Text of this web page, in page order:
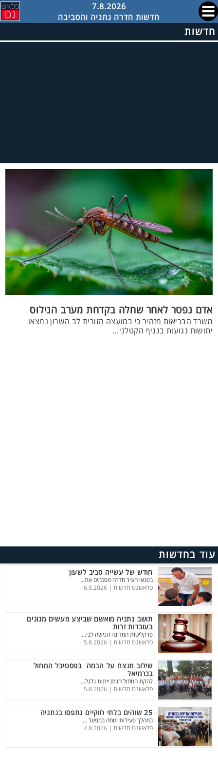
7.8.2026
חדשות חדרה נתניה והסביבה
חדשות
אדם נפטר לאחר שחלה בקדחת מערב הנילוס
משרד הבריאות מזהיר כי במועצה הזורית לב השרון נמצאו
יתושות נגועות בנגיף הקטלני...
עוד בחדשות
חודש של עשייה סביב לשעון
בפנאי העיר חדרה מסכמים את...
פלאשנט חדשות | 6.8.2026
תושב נתניה מואשם שביצע מעשים מגונים
בעובדות זרות
פרקליטות המדינה הגישה לבי...
פלאשנט חדשות | 5.8.2026
שילוב מנצח על הבמה בפסטיבל המחול
בכרמיאל
להקת המחול הנתנייתית גלגל...
פלאשנט חדשות | 5.8.2026
25 שוהים בלתי חוקיים נתפסו בנתניה
במהלך פעילות יזומה במפעל ...
פלאשנט חדשות | 4.8.2026